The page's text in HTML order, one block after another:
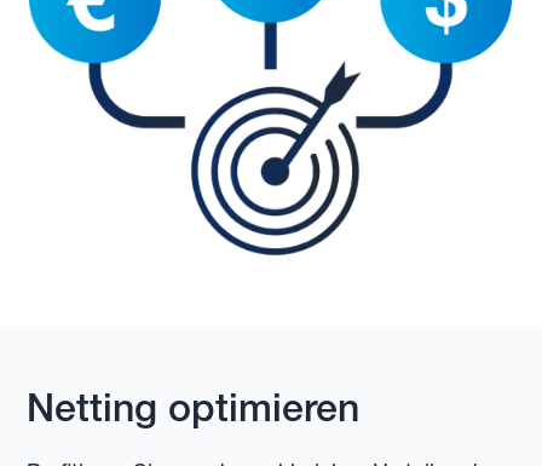
Netting optimieren